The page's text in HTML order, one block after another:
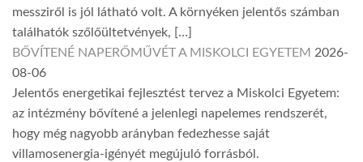
messziről is jól látható volt. A környéken jelentős számban
találhatók szőlőültetvények, […]
BŐVÍTENÉ NAPERŐMŰVÉT A MISKOLCI EGYETEM 2026-
08-06
Jelentős energetikai fejlesztést tervez a Miskolci Egyetem:
az intézmény bővítené a jelenlegi napelemes rendszerét,
hogy még nagyobb arányban fedezhesse saját
villamosenergia-igényét megújuló forrásból.